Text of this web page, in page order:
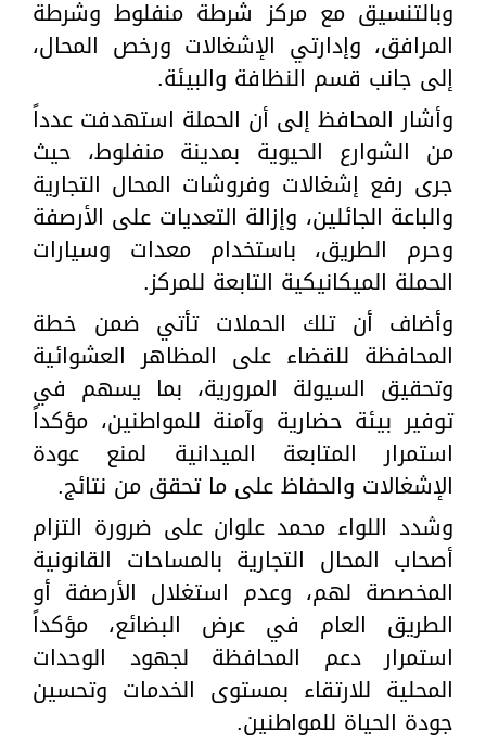
وبالتنسيق مع مركز شرطة منفلوط وشرطة
المرافق، وإدارتي الإشغالات ورخص المحال،
إلى جانب قسم النظافة والبيئة.
وأشار المحافظ إلى أن الحملة استهدفت عدداً
من الشوارع الحيوية بمدينة منفلوط، حيث
جرى رفع إشغالات وفروشات المحال التجارية
والباعة الجائلين، وإزالة التعديات على الأرصفة
وحرم الطريق، باستخدام معدات وسيارات
الحملة الميكانيكية التابعة للمركز.
وأضاف أن تلك الحملات تأتي ضمن خطة
المحافظة للقضاء على المظاهر العشوائية
وتحقيق السيولة المرورية، بما يسهم في
توفير بيئة حضارية وآمنة للمواطنين، مؤكداً
استمرار المتابعة الميدانية لمنع عودة
الإشغالات والحفاظ على ما تحقق من نتائج.
وشدد اللواء محمد علوان على ضرورة التزام
أصحاب المحال التجارية بالمساحات القانونية
المخصصة لهم، وعدم استغلال الأرصفة أو
الطريق العام في عرض البضائع، مؤكداً
استمرار دعم المحافظة لجهود الوحدات
المحلية للارتقاء بمستوى الخدمات وتحسين
جودة الحياة للمواطنين.